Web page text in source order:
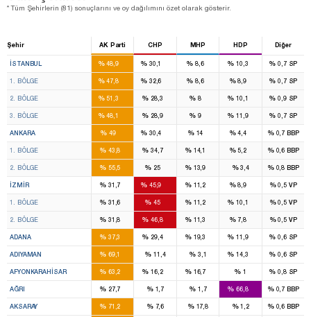
* Tüm Şehirlerin (81) sonuçlarını ve oy dağılımını özet olarak gösterir.
Şehir AK Parti CHP MHP HDP Diğer
İSTANBUL %48,9
46
%30,1
28
% 8,6
7
% 10,3
7
% 0,7 SP
1. BÖLGE %47,8 %32,6 % 8,6 %8,9 % 0,7 SP
2. BÖLGE %51,3 % 28,3 % 8 % 10,1 % 0,9 SP
3. BÖLGE %48,1 % 28,9 % 9 % 11,9 % 0,7 SP
ANKARA % 49 %30,4 %14 %4,4 %0,7BBP
1. BÖLGE %43,8 % 34,7 %14,1 %5,2 %0,6BBP
2. BÖLGE %55,5 % 25 %13,9 %3,4 %0,8BBP
İZMIR %31,7 %45,9 %11,2 %8,9 %0,5VP
1. BÖLGE %31,6 % 45 %11,2 % 10,1 %0,5VP
2. BÖLGE %31,8 % 46,8 %11,3 %7,8 %0,5VP
ADANA %37,3 % 29,4 %19,3 % 11,9 % 0,6 SP
ADIYAMAN %69,1 % 11,4 % 3,1 % 14,3 % 0,6 SP
AFYONKARAHISAR %63,2 % 16,2 %16,7 % 1 % 0,8 SP
AĞRI %27,7 %1,7 % 1,7 % 66,8 %0,7BBP
AKSARAY %71,2 %7,6 %17,8 %1,2 %0,6BBP